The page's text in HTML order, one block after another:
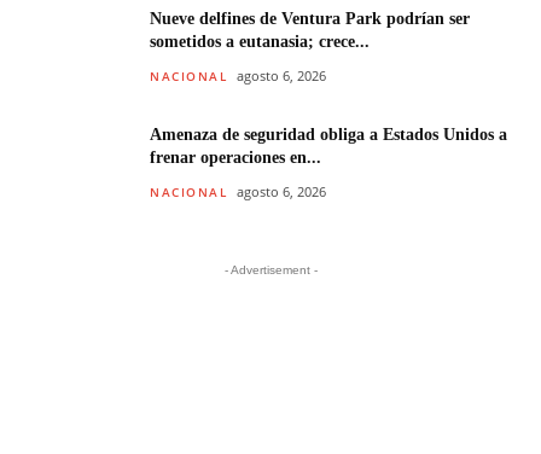
Nueve delfines de Ventura Park podrían ser
sometidos a eutanasia; crece...
NACIONAL agosto 6, 2026
Amenaza de seguridad obliga a Estados Unidos a
frenar operaciones en...
NACIONAL agosto 6, 2026
- Advertisement -